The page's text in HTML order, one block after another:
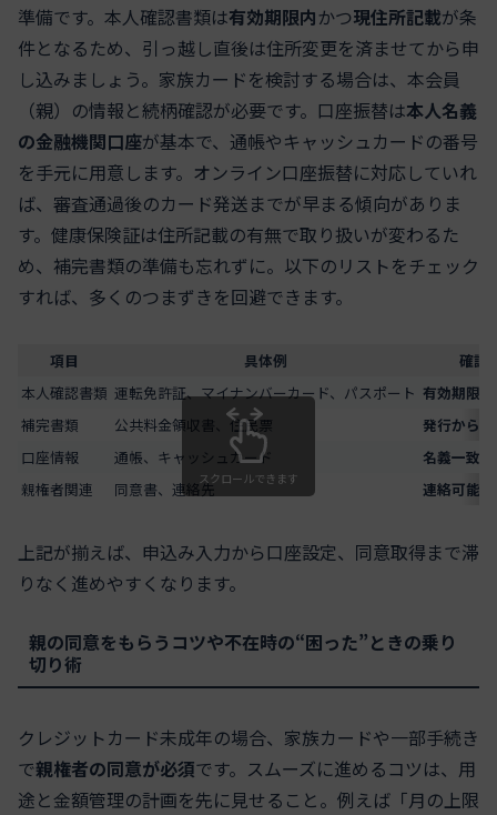
準備です。本人確認書類は有効期限内かつ現住所記載が条
件となるため、引っ越し直後は住所変更を済ませてから申
し込みましょう。家族カードを検討する場合は、本会員
（親）の情報と続柄確認が必要です。口座振替は本人名義
の金融機関口座が基本で、通帳やキャッシュカードの番号
を手元に用意します。オンライン口座振替に対応していれ
ば、審査通過後のカード発送までが早まる傾向がありま
す。健康保険証は住所記載の有無で取り扱いが変わるた
め、補完書類の準備も忘れずに。以下のリストをチェック
すれば、多くのつまずきを回避できます。
項目 具体例
確認
本人確認書類 運転免許証、マイナンバーカード、パスポート 有効期限
補完書類
公共料金領収書、住民票
発行から3
口座情報
通帳、キャッシュカード
名義一致
親権者関連
同意書、連絡先 連絡可能
スクロールできます
上記が揃えば、申込み入力から口座設定、同意取得まで滞
りなく進めやすくなります。
親の同意をもらうコツや不在時の“困った”ときの乗り
切り術
クレジットカード未成年の場合、家族カードや一部手続き
で親権者の同意が必須です。スムーズに進めるコツは、用
途と金額管理の計画を先に見せること。例えば「月の上限